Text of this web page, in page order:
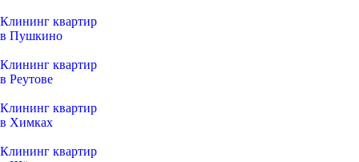
Клининг квартир
в Пушкино
Клининг квартир
в Реутове
Клининг квартир
в Химках
Клининг квартир